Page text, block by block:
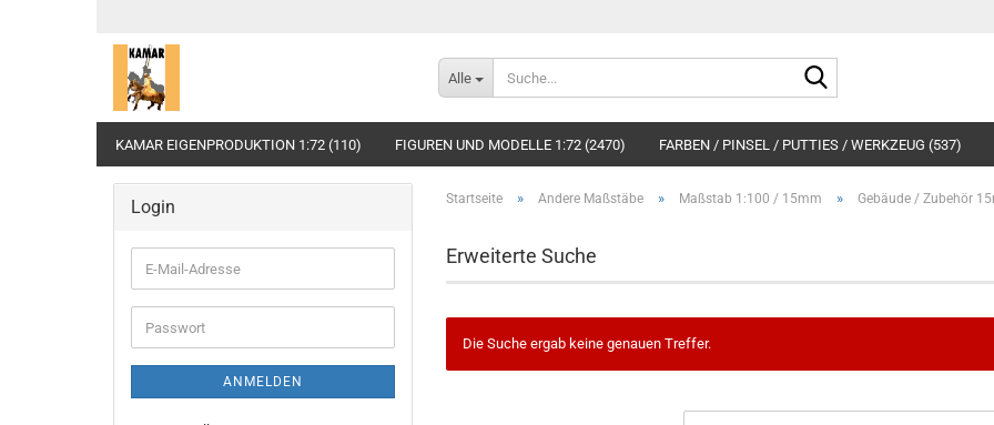
Alle
KAMAR EIGENPRODUKTION 1:72 (110) FIGUREN UND MODELLE 1:72 (2470) FARBEN / PINSEL / PUTTIES / WERKZEUG (537)
Startseite » Andere Maßstäbe » Maßstab 1:100 / 15mm » Gebäude / Zubehör
Erweiterte Suche
Die Suche ergab keine genauen Treffer.
Login
E-
Mail-
Adresse
Passwort
ANMELDEN